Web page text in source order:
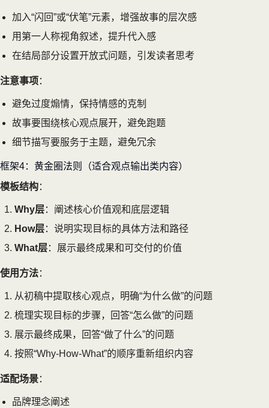
加入“闪回”或“伏笔”元素，增强故事的层次感
用第一人称视角叙述，提升代入感
在结局部分设置开放式问题，引发读者思考
注意事项 ：
避免过度煽情，保持情感的克制
故事要围绕核心观点展开，避免跑题
细节描写要服务于主题，避免冗余
框架4：黄金圈法则（适合观点输出类内容）
模板结构：
Why层：阐述核心价值观和底层逻辑
How层：说明实现目标的具体方法和路径
What层：展示最终成果和可交付的价值
使用方法：
从初稿中提取核心观点，明确“为什么做”的问题
梳理实现目标的步骤，回答“怎么做”的问题
展示最终成果，回答“做了什么”的问题
按照“Why-How-What”的顺序重新组织内容
适配场景：
品牌理念阐述